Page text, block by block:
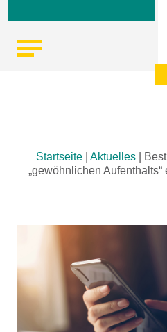
content
Startseite Aktuelles
„gewöhnlichen